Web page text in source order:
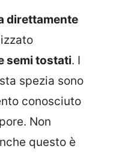
direttamente
semi tostati. I
spezia sono
conosciuto
Non
questo è